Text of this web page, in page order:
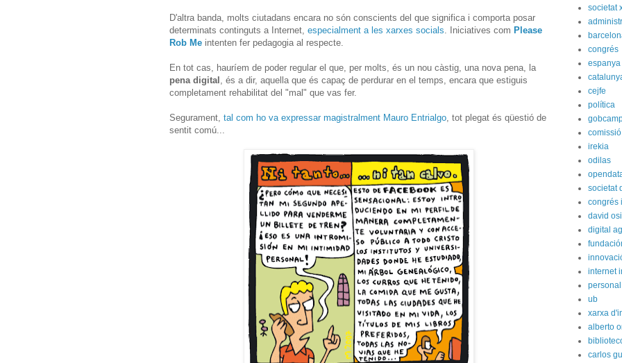
D'altra banda, molts ciutadans encara no són conscients del que significa i comporta posar
determinats continguts a Internet, especialment a les xarxes socials . Iniciatives com Please
Rob Me intenten fer pedagogia al respecte.
En tot cas, hauríem de poder regular el que, per molts, és un nou càstig, una nova pena, la
pena digital , és a dir, aquella que és capaç de perdurar en el temps, encara que estiguis
completament rehabilitat del "mal" que vas fer.
Segurament, tal com ho va expressar magistralment Mauro Entrialgo , tot plegat és qüestió de
sentit comú...
societat
congrés
espanya
cejfe
política
irekia
odilas
societat
congrés
david
digital
internet
ub
xarxa
alberto
carlos